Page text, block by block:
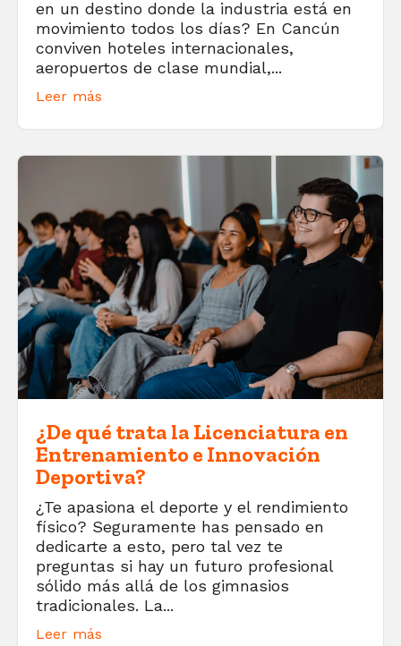
en un destino donde la industria está en
movimiento todos los días? En Cancún
conviven hoteles internacionales,
aeropuertos de clase mundial,...
Leer más
¿De qué trata la Licenciatura en
Entrenamiento e Innovación
Deportiva?
¿Te apasiona el deporte y el rendimiento
físico? Seguramente has pensado en
dedicarte a esto, pero tal vez te
preguntas si hay un futuro profesional
sólido más allá de los gimnasios
tradicionales. La...
Leer más